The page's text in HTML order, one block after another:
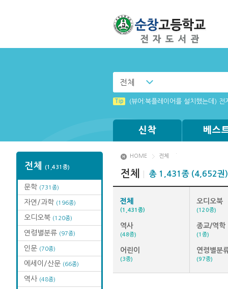
전체
Tip (뷰어:북플레이어를 설치했는데) 전
신착 베스
전체 (1,431종)
문학 (731종)
자연/과학 (196종)
오디오북 (120종)
연령별분류 (97종)
인문 (70종)
에세이/산문 (66종)
역사 (48종)
HOME 전체
전체 총 1,431종 (4,652권)
전체
(1,431종)
오디오북
(120종)
역사
(48종)
종교/역학
(1종)
어린이
(3종)
연령별분
(97종)